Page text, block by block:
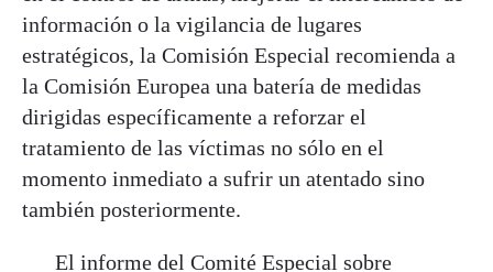
información o la vigilancia de lugares
estratégicos, la Comisión Especial recomienda a
la Comisión Europea una batería de medidas
dirigidas específicamente a reforzar el
tratamiento de las víctimas no sólo en el
momento inmediato a sufrir un atentado sino
también posteriormente.
El informe del Comité Especial sobre